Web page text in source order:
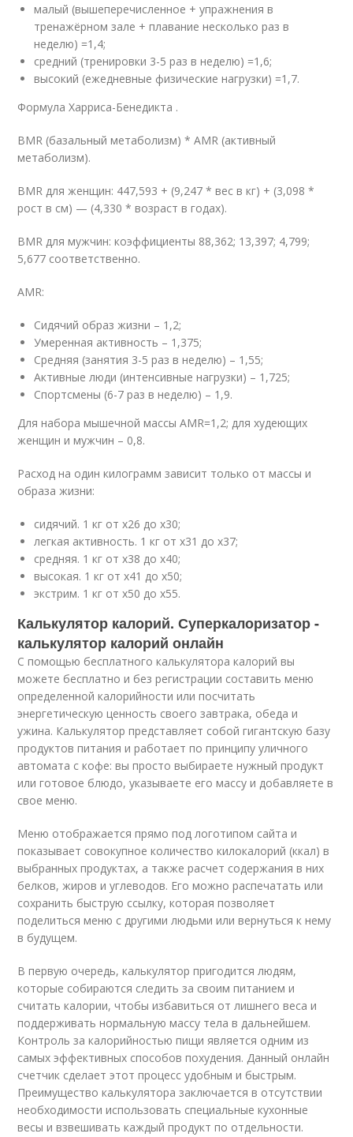
малый (вышеперечисленное + упражнения в
тренажёрном зале + плавание несколько раз в
неделю) =1,4;
средний (тренировки 3-5 раз в неделю) =1,6;
высокий (ежедневные физические нагрузки) =1,7.
Формула Харриса-Бенедикта .
BMR (базальный метаболизм) * AMR (активный
метаболизм).
BMR для женщин: 447,593 + (9,247 * вес в кг) + (3,098 *
рост в см) — (4,330 * возраст в годах).
BMR для мужчин: коэффициенты 88,362; 13,397; 4,799;
5,677 соответственно.
AMR:
Сидячий образ жизни – 1,2;
Умеренная активность – 1,375;
Средняя (занятия 3-5 раз в неделю) – 1,55;
Активные люди (интенсивные нагрузки) – 1,725;
Спортсмены (6-7 раз в неделю) – 1,9.
Для набора мышечной массы AMR=1,2; для худеющих
женщин и мужчин – 0,8.
Расход на один килограмм зависит только от массы и
образа жизни:
сидячий. 1 кг от x26 до x30;
легкая активность. 1 кг от x31 до x37;
средняя. 1 кг от x38 до x40;
высокая. 1 кг от x41 до x50;
экстрим. 1 кг от x50 до x55.
Калькулятор калорий. Суперкалоризатор -
калькулятор калорий онлайн
С помощью бесплатного калькулятора калорий вы
можете бесплатно и без регистрации составить меню
определенной калорийности или посчитать
энергетическую ценность своего завтрака, обеда и
ужина. Калькулятор представляет собой гигантскую базу
продуктов питания и работает по принципу уличного
автомата с кофе: вы просто выбираете нужный продукт
или готовое блюдо, указываете его массу и добавляете в
свое меню.
Меню отображается прямо под логотипом сайта и
показывает совокупное количество килокалорий (ккал) в
выбранных продуктах, а также расчет содержания в них
белков, жиров и углеводов. Его можно распечатать или
сохранить быструю ссылку, которая позволяет
поделиться меню с другими людьми или вернуться к нему
в будущем.
В первую очередь, калькулятор пригодится людям,
которые собираются следить за своим питанием и
считать калории, чтобы избавиться от лишнего веса и
поддерживать нормальную массу тела в дальнейшем.
Контроль за калорийностью пищи является одним из
самых эффективных способов похудения. Данный онлайн
счетчик сделает этот процесс удобным и быстрым.
Преимущество калькулятора заключается в отсутствии
необходимости использовать специальные кухонные
весы и взвешивать каждый продукт по отдельности.